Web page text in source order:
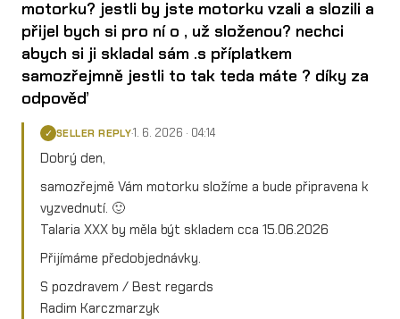
motorku? jestli by jste motorku vzali a slozili a
přijel bych si pro ní o , už složenou? nechci
abych si ji skladal sám .s příplatkem
samozřejmně jestli to tak teda máte ? díky za
odpověď
✓ SELLER REPLY·1. 6. 2026 · 04:14
Dobrý den,
samozřejmě Vám motorku složíme a bude připravena k
vyzvednutí. 🙂
Talaria XXX by měla být skladem cca 15.06.2026
Přijímáme předobjednávky.
S pozdravem / Best regards
Radim Karczmarzyk